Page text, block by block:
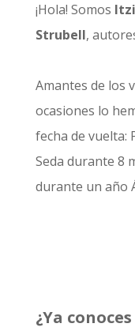
¡Hola! Somos
Strubell,
Amantes de los
ocasiones lo
fecha de vuelta:
Seda durante 8
durante un año
¿Ya